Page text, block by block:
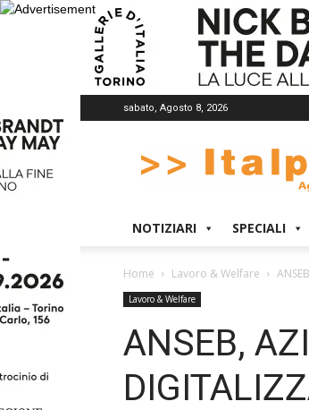
sabato, Agosto 8, 2026
NOTIZIARI SPECIALI
Home Lavoro & Welfare
Lavoro & Welfare
ANSEB,